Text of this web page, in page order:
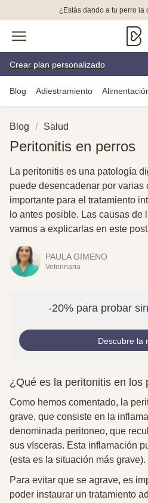
¿Estás dando a tu perro la
Crear plan personalizado
Blog Adiestramiento
Blog Salud
Peritonitis en perros
La peritonitis es una patología
puede desencadenar por varias
importante para el tratamiento
lo antes posible. Las causas de
vamos a explicarlas en este
PAULA GIMENO
Veterinaria
-20% para probar
Descubre la
¿Qué es la peritonitis en los
Como hemos comentado, la
grave, que consiste en la
denominada peritoneo, que
sus vísceras. Esta inflamación
(esta es la situación más grave).
Para evitar que se agrave, es
poder instaurar un tratamiento